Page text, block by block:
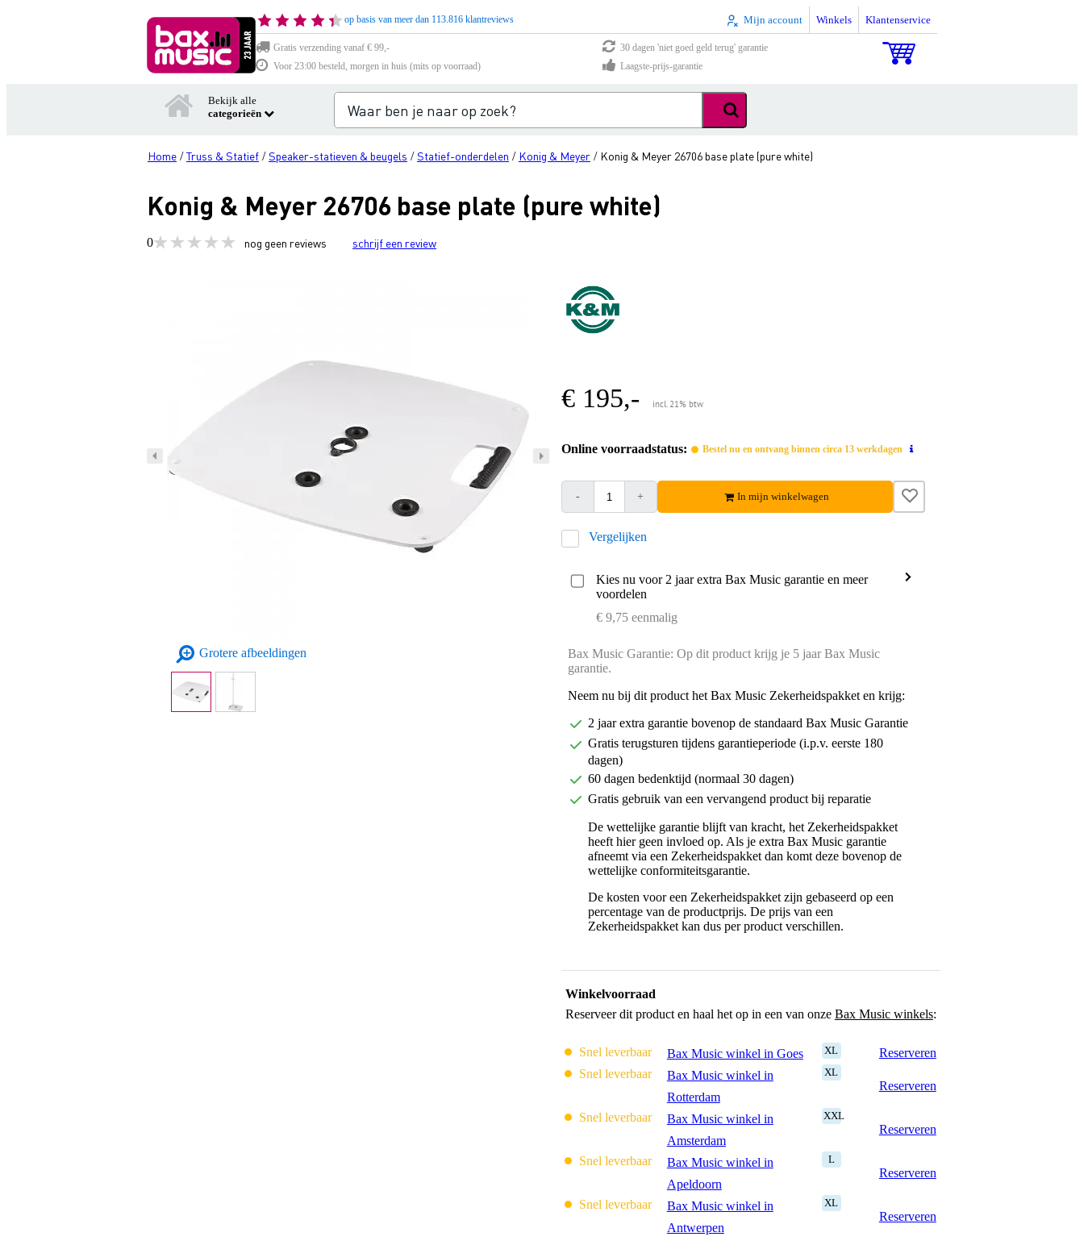
op basis van meer dan 113.816 klantreviews Mijn account Winkels Klantenservice
Gratis verzending vanaf € 99,-
30 dagen 'niet goed geld terug' garantie
Voor 23:00 besteld, morgen in huis (mits op voorraad)
Laagste-prijs-garantie
Bekijk alle
categorieën
Home /Truss & Statief /Speaker-statieven & beugels /Statief-onderdelen / Konig & Meyer / Konig & Meyer 26706 base plate (pure white)
Konig & Meyer 26706 base plate (pure white)
0 nog geen reviews schrijf een review
Grotere afbeeldingen
€ 195,- incl. 21% btw
Online voorraadstatus: Bestel nu en ontvang binnen circa 13 werkdagen
- + In mijn winkelwagen
Vergelijken
Kies nu voor 2 jaar extra Bax Music garantie en meer
voordelen
€ 9,75 eenmalig
Bax Music Garantie: Op dit product krijg je 5 jaar Bax Music
garantie.
Neem nu bij dit product het Bax Music Zekerheidspakket en krijg:
2 jaar extra garantie bovenop de standaard Bax Music Garantie
Gratis terugsturen tijdens garantieperiode (i.p.v. eerste 180
dagen)
60 dagen bedenktijd (normaal 30 dagen)
Gratis gebruik van een vervangend product bij reparatie
De wettelijke garantie blijft van kracht, het Zekerheidspakket
heeft hier geen invloed op. Als je extra Bax Music garantie
afneemt via een Zekerheidspakket dan komt deze bovenop de
wettelijke conformiteitsgarantie.
De kosten voor een Zekerheidspakket zijn gebaseerd op een
percentage van de productprijs. De prijs van een
Zekerheidspakket kan dus per product verschillen.
Winkelvoorraad
Reserveer dit product en haal het op in een van onze Bax Music winkels:
Snel leverbaar Bax Music winkel in Goes XL
Reserveren
Snel leverbaar
Bax Music winkel in
Rotterdam
XL
Reserveren
Snel leverbaar
Bax Music winkel in
Amsterdam
XXL
Reserveren
Snel leverbaar
Bax Music winkel in
Apeldoorn
L
Reserveren
Snel leverbaar
Bax Music winkel in
Antwerpen
XL
Reserveren